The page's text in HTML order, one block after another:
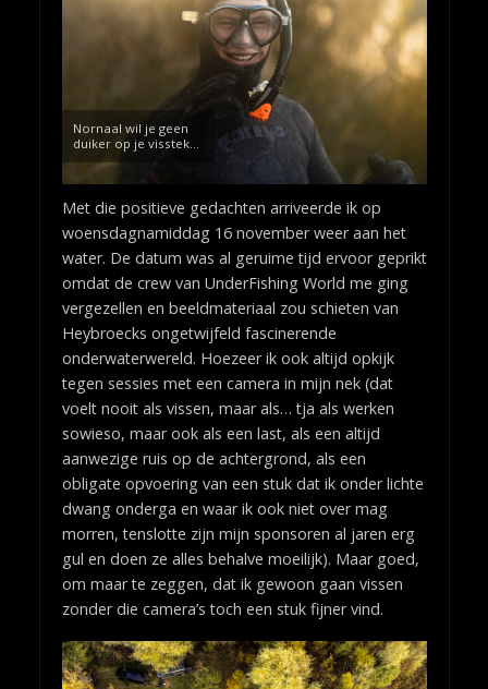
Nornaal wil je geen
duiker op je visstek…
Met die positieve gedachten arriveerde ik op
woensdagnamiddag 16 november weer aan het
water. De datum was al geruime tijd ervoor geprikt
omdat de crew van UnderFishing World me ging
vergezellen en beeldmateriaal zou schieten van
Heybroecks ongetwijfeld fascinerende
onderwaterwereld. Hoezeer ik ook altijd opkijk
tegen sessies met een camera in mijn nek (dat
voelt nooit als vissen, maar als… tja als werken
sowieso, maar ook als een last, als een altijd
aanwezige ruis op de achtergrond, als een
obligate opvoering van een stuk dat ik onder lichte
dwang onderga en waar ik ook niet over mag
morren, tenslotte zijn mijn sponsoren al jaren erg
gul en doen ze alles behalve moeilijk). Maar goed,
om maar te zeggen, dat ik gewoon gaan vissen
zonder die camera’s toch een stuk fijner vind.